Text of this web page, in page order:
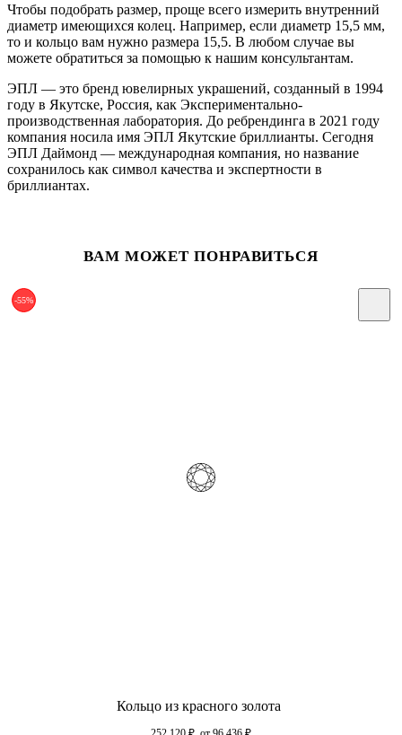
Чтобы подобрать размер, проще всего измерить внутренний
диаметр имеющихся колец. Например, если диаметр 15,5 мм,
то и кольцо вам нужно размера 15,5. В любом случае вы
можете обратиться за помощью к нашим консультантам.
ЭПЛ — это бренд ювелирных украшений, созданный в 1994
году в Якутске, Россия, как Экспериментально-
производственная лаборатория. До ребрендинга в 2021 году
компания носила имя ЭПЛ Якутские бриллианты. Сегодня
ЭПЛ Даймонд — международная компания, но название
сохранилось как символ качества и экспертности в
бриллиантах.
ВАМ МОЖЕТ ПОНРАВИТЬСЯ
-55%
Кольцо из красного золота